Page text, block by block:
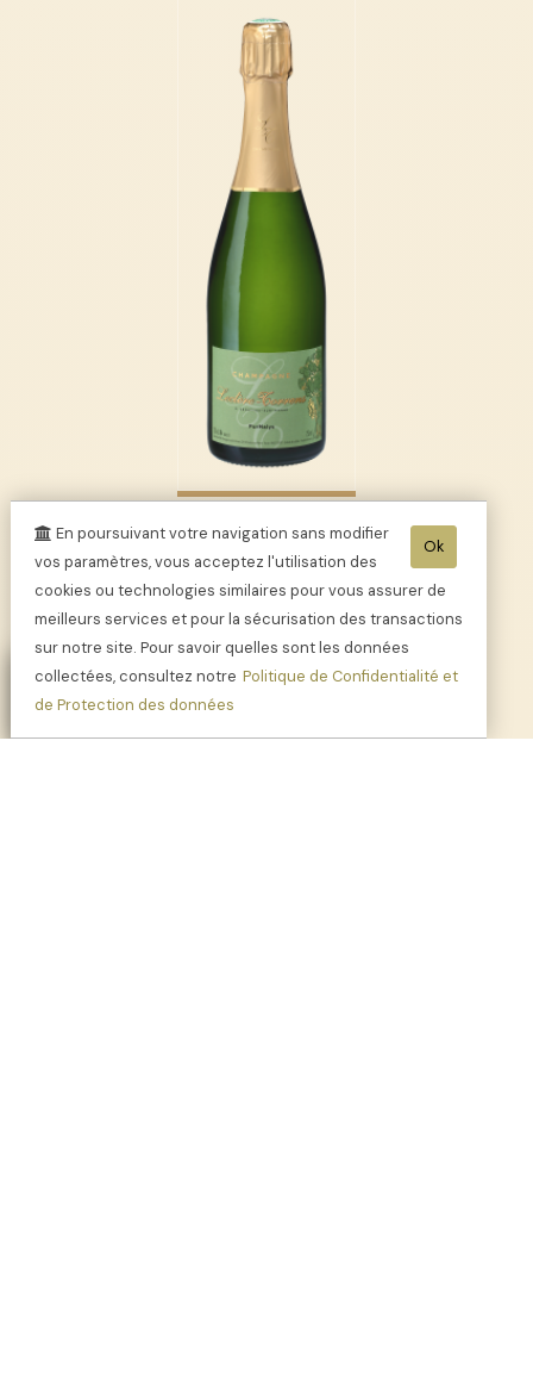
PurMalys
Ok
En poursuivant votre navigation sans modifier
vos paramètres, vous acceptez l'utilisation des
cookies ou technologies similaires pour vous assurer de
meilleurs services et pour la sécurisation des transactions
sur notre site. Pour savoir quelles sont les données
collectées, consultez notre Politique de Confidentialité et
de Protection des données